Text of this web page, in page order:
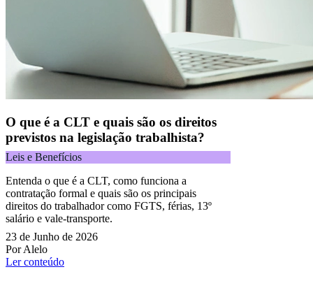
O que é a CLT e quais são os direitos
previstos na legislação trabalhista?
Leis e Benefícios
Entenda o que é a CLT, como funciona a
contratação formal e quais são os principais
direitos do trabalhador como FGTS, férias, 13º
salário e vale-transporte.
23 de Junho de 2026
Por Alelo
Ler conteúdo